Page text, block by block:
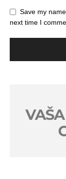
Save my
next time I